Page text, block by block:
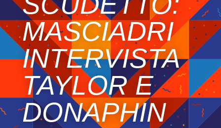
MASCIADRI
INTERVISTA
TAYLOR E
DONAPHIN